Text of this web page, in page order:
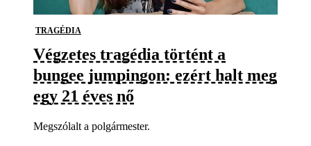
TRAGÉDIA
Végzetes tragédia történt a
bungee jumpingon: ezért halt meg
egy 21 éves nő
Megszólalt a polgármester.